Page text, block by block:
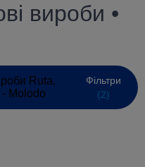
вироби •
Фільтри
(2)